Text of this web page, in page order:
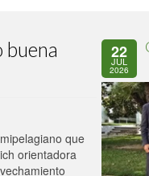
buena
que
orientadora
22
JUL
2026